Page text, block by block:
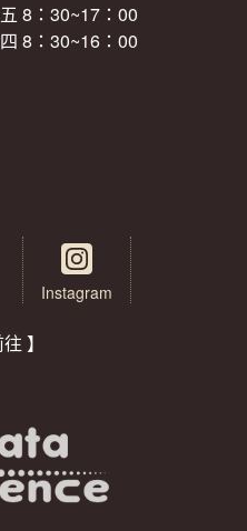
8：30~17：00
8：30~16：00
Instagram
】